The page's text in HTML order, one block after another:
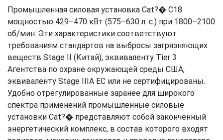
Промышленная силовая установка Cat?� C18
мощностью 429–470 кВт (575–630 л. с.) при 1800–2100
об/мин. Эти характеристики соответствуют
требованиям стандартов на выбросы загрязняющих
веществ Stage II (Китай), эквиваленту Tier 3
Агентства по охране окружающей среды США,
эквиваленту Stage IIIA ЕС или не сертифицированы.
Удобно отрегулированные заранее для широкого
спектра применений промышленные силовые
установки Cat?� представляют собой законченный
энергетический комплекс, в состав которого входят